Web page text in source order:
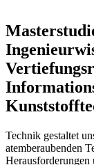
Technik gestaltet
atemberaubenden
Herausforderungen